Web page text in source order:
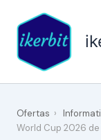
contenido
Ofertas ›
World Cup 2026 de